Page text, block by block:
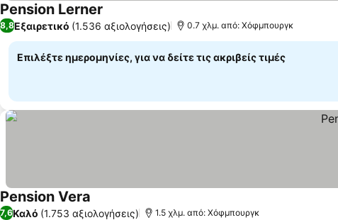
Pension Lerner
8,8Εξαιρετικό (1.536 αξιολογήσεις) 0.7 χλμ. από: Χόφμπουργκ
Επιλέξτε ημερομηνίες, για να δείτε τις ακριβείς τιμές
Pension Vera
7,6Καλό (1.753 αξιολογήσεις) 1.5 χλμ. από: Χόφμπουργκ